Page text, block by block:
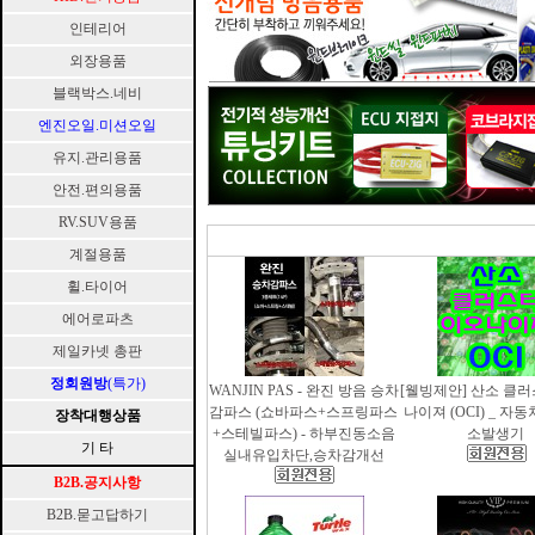
인테리어
외장용품
블랙박스.네비
엔진오일.미션오일
유지.관리용품
안전.편의용품
RV.SUV용품
계절용품
휠.타이어
에어로파츠
제일카넷 총판
정회원방(특가)
장착대행상품
기 타
B2B.공지사항
B2B.묻고답하기
WANJIN PAS - 완진 방음 승차
감파스 (쇼바파스+스프링파스
+스테빌파스) - 하부진동소음
실내유입차단,승차감개선
[웰빙제안] 산소 클
나이져 (OCI) _ 자동
소발생기